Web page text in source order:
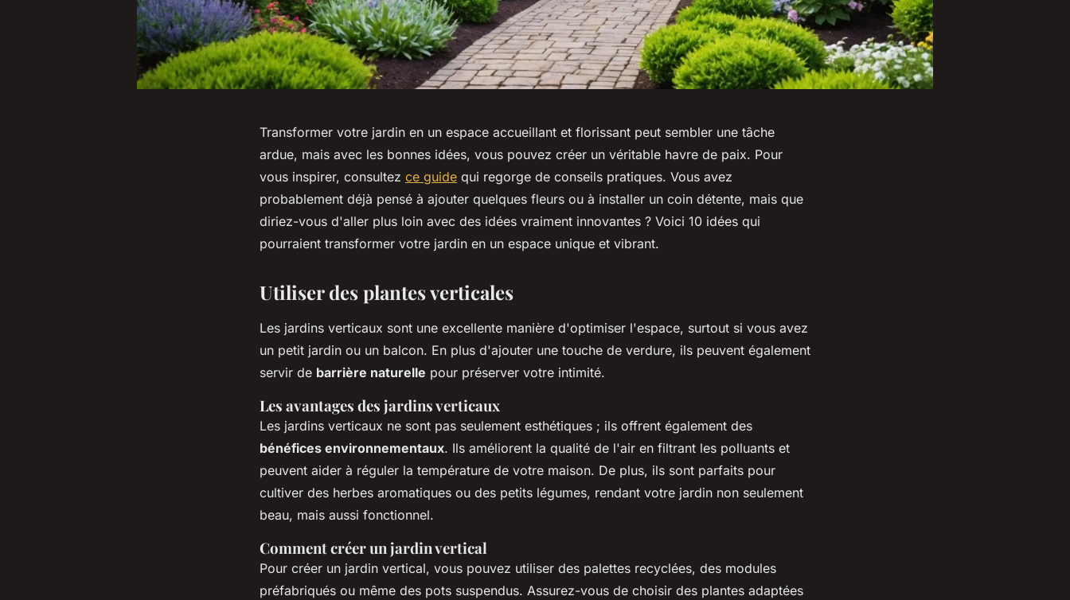
Transformer votre jardin en un espace accueillant et florissant peut sembler une tâche
ardue, mais avec les bonnes idées, vous pouvez créer un véritable havre de paix. Pour
vous inspirer, consultez ce guide qui regorge de conseils pratiques. Vous avez
probablement déjà pensé à ajouter quelques fleurs ou à installer un coin détente, mais que
diriez-vous d'aller plus loin avec des idées vraiment innovantes ? Voici 10 idées qui
pourraient transformer votre jardin en un espace unique et vibrant.
Utiliser des plantes verticales
Les jardins verticaux sont une excellente manière d'optimiser l'espace, surtout si vous avez
un petit jardin ou un balcon. En plus d'ajouter une touche de verdure, ils peuvent également
servir de barrière naturelle pour préserver votre intimité.
Les avantages des jardins verticaux
Les jardins verticaux ne sont pas seulement esthétiques ; ils offrent également des
bénéfices environnementaux. Ils améliorent la qualité de l'air en filtrant les polluants et
peuvent aider à réguler la température de votre maison. De plus, ils sont parfaits pour
cultiver des herbes aromatiques ou des petits légumes, rendant votre jardin non seulement
beau, mais aussi fonctionnel.
Comment créer un jardin vertical
Pour créer un jardin vertical, vous pouvez utiliser des palettes recyclées, des modules
préfabriqués ou même des pots suspendus. Assurez-vous de choisir des plantes adaptées